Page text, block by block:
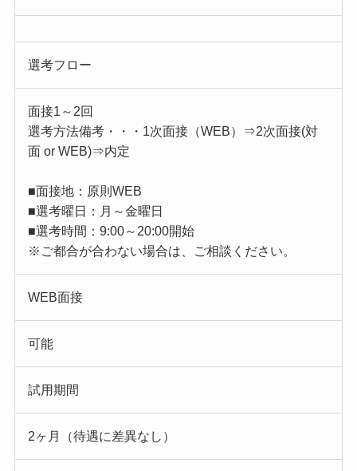
選考フロー
面接1～2回
選考方法備考・・・1次面接（WEB）⇒2次面接(対
面 or WEB)⇒内定
■面接地：原則WEB
■選考曜日：月～金曜日
■選考時間：9:00～20:00開始
※ご都合が合わない場合は、ご相談ください。
WEB面接
可能
試用期間
2ヶ月（待遇に差異なし）